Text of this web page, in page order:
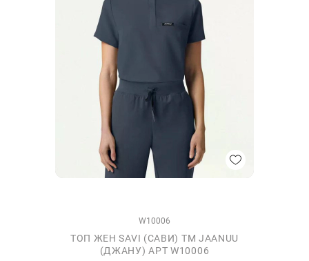
W10006
ТОП ЖЕН SAVI (САВИ) ТМ JAANUU
(ДЖАНУ) АРТ W10006